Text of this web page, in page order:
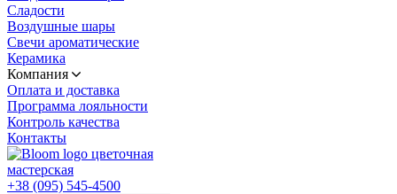
Сладости
Воздушные шары
Свечи ароматические
Керамика
Компания
Оплата и доставка
Программа лояльности
Контроль качества
Контакты
цветочная
мастерская
+38 (095) 545-4500